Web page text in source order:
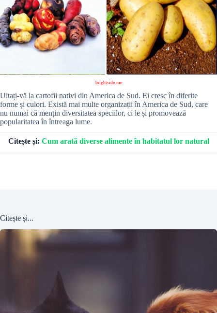
brightside.me
Uitați-vă la cartofii nativi din America de Sud. Ei cresc în diferite
forme și culori. Există mai multe organizații în America de Sud, care
nu numai că mențin diversitatea speciilor, ci le și promovează
popularitatea în întreaga lume.
Citește și: Cum arată diverse alimente în habitatul lor natural
Citește și...